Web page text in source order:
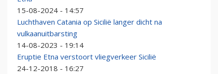
15-08-2024 - 14:57
Luchthaven Catania op Sicilië langer dicht na
vulkaanuitbarsting
14-08-2023 - 19:14
Eruptie Etna verstoort vliegverkeer Sicilië
24-12-2018 - 16:27